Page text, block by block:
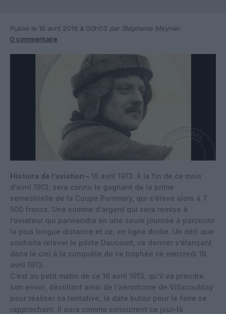
Publié le 16 avril 2019 à 00h03 par Stéphanie Meyniel
0 commentaire
Histoire de l’aviation – 16 avril 1913. A la fin de ce mois
d’avril 1913, sera connu le gagnant de la prime
semestrielle de la Coupe Pommery, qui s’élève alors à 7
500 francs. Une somme d’argent qui sera remise à
l’aviateur qui parviendra en une seule journée à parcourir
la plus longue distance et ce, en ligne droite. Un défi que
souhaite relever le pilote Daucourt, ce dernier s’élançant
dans le ciel à la conquête de ce trophée ce mercredi 16
avril 1913.
C’est au petit matin de ce 16 avril 1913, qu’il va prendre
son envol, décollant ainsi de l’aérodrome de Villacoublay
pour réaliser sa tentative, la date butoir pour le faire se
rapprochant. Il aura comme concurrent ce jour-là